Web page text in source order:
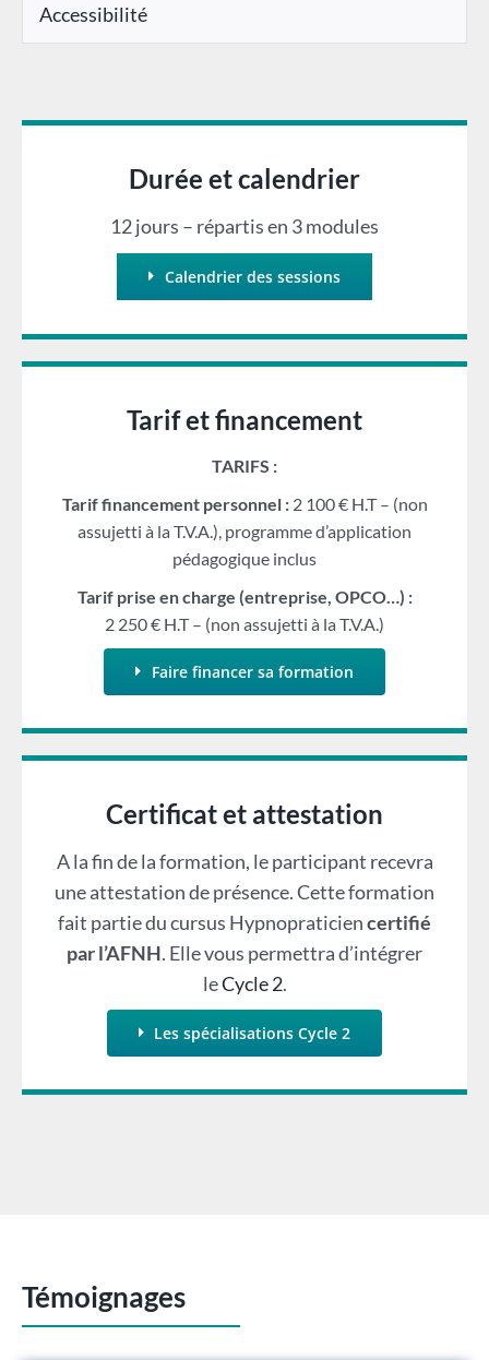
Accessibilité
Durée et calendrier
12 jours – répartis en 3 modules
Calendrier des sessions
Tarif et financement
TARIFS :
Tarif financement personnel : 2 100 € H.T – (non
assujetti à la T.V.A.), programme d’application
pédagogique inclus
Tarif prise en charge (entreprise, OPCO…) :
2 250 € H.T – (non assujetti à la T.V.A.)
Faire financer sa formation
Certificat et attestation
A la fin de la formation, le participant recevra
une attestation de présence. Cette formation
fait partie du cursus Hypnopraticiencertifié
par l’AFNH. Elle vous permettra d’intégrer
leCycle 2.
Les spécialisations Cycle 2
Témoignages